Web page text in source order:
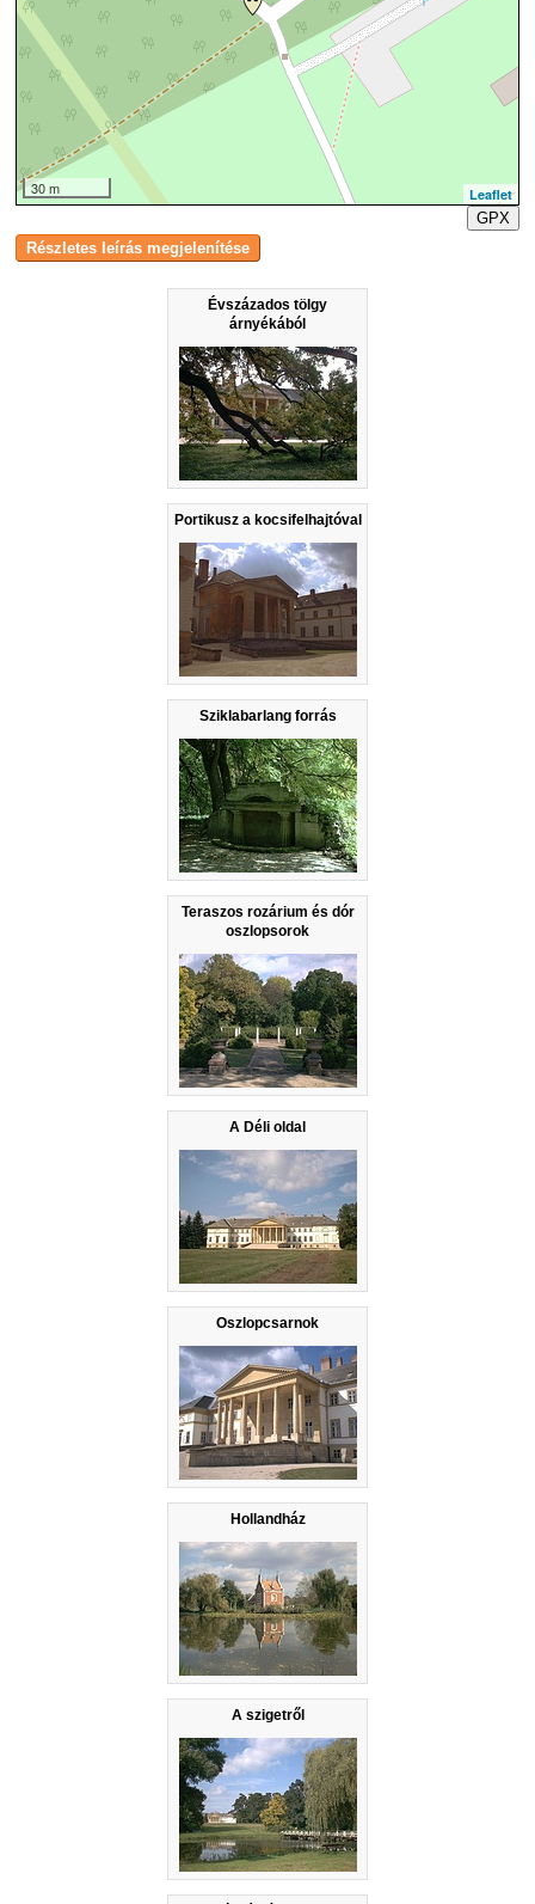
Évszázados tölgy
árnyékából
Portikusz a kocsifelhajtóval
Sziklabarlang forrás
Teraszos rozárium és dór
oszlopsorok
A Déli oldal
Oszlopcsarnok
Hollandház
A szigetről
30 m
Leaflet
GPX